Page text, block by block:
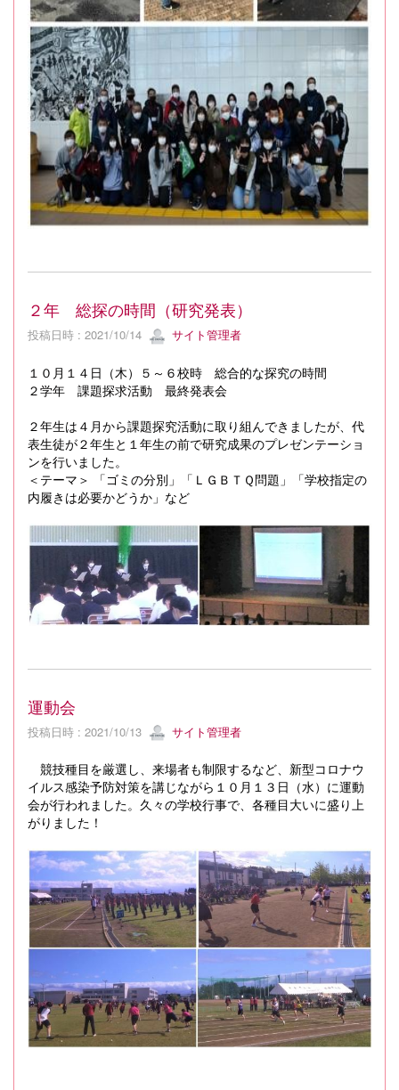
２年 総探の時間（研究発表）
投稿日時 : 2021/10/14 サイト管理者
１０月１４日（木）５～６校時 総合的な探究の時間
２学年 課題探求活動 最終発表会
２年生は４月から課題探究活動に取り組んできましたが、代
表生徒が２年生と１年生の前で研究成果のプレゼンテーショ
ンを行いました。
＜テーマ＞ 「ゴミの分別」「ＬＧＢＴＱ問題」「学校指定の
内履きは必要かどうか」など
運動会
投稿日時 : 2021/10/13 サイト管理者
競技種目を厳選し、来場者も制限するなど、新型コロナウ
イルス感染予防対策を講じながら１０月１３日（水）に運動
会が行われました。久々の学校行事で、各種目大いに盛り上
がりました！